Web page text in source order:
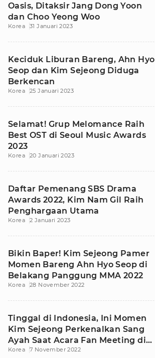
Oasis, Ditaksir Jang Dong Yoon
dan Choo Yeong Woo
Korea 31 Januari 2023
Keciduk Liburan Bareng, Ahn Hyo
Seop dan Kim Sejeong Diduga
Berkencan
Korea 25 Januari 2023
Selamat! Grup Melomance Raih
Best OST di Seoul Music Awards
2023
Korea 20 Januari 2023
Daftar Pemenang SBS Drama
Awards 2022, Kim Nam Gil Raih
Penghargaan Utama
Korea 2 Januari 2023
Bikin Baper! Kim Sejeong Pamer
Momen Bareng Ahn Hyo Seop di
Belakang Panggung MMA 2022
Korea 28 November 2022
Tinggal di Indonesia, Ini Momen
Kim Sejeong Perkenalkan Sang
Ayah Saat Acara Fan Meeting di
Jakarta
Korea 7 November 2022